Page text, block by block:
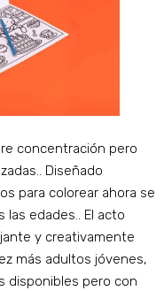
concentración pero
Diseñado
para colorear ahora se
las edades.. El acto
y creativamente
más adultos jóvenes,
disponibles pero con